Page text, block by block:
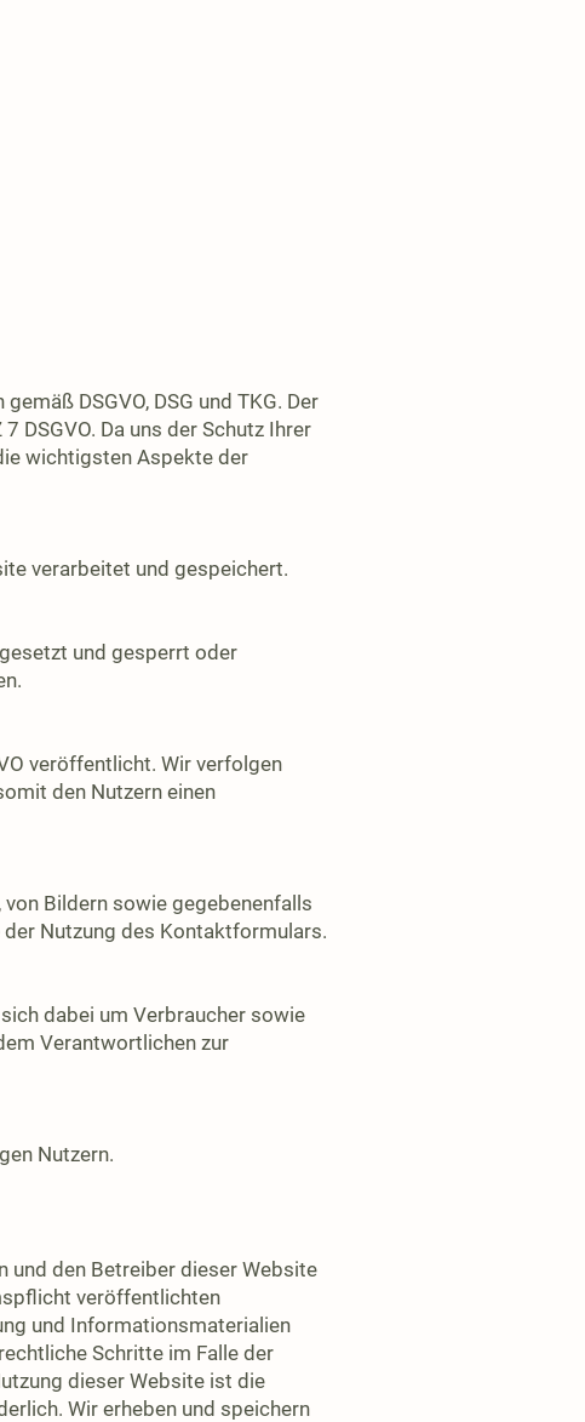
DSGVO, DSG und TKG. Der
DSGVO. Da uns der Schutz Ihrer
wichtigsten Aspekte der
verarbeitet und gespeichert.
und gesperrt oder
veröffentlicht. Wir verfolgen
den Nutzern einen
Bildern sowie gegebenenfalls
Nutzung des Kontaktformulars.
dabei um Verbraucher sowie
Verantwortlichen zur
Nutzern.
und den Betreiber dieser Website
veröffentlichten
und Informationsmaterialien
Schritte im Falle der
dieser Website ist die
Wir erheben und speichern